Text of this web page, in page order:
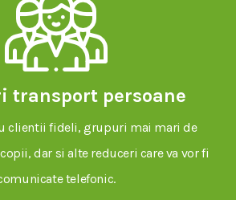
transport persoane
clientii fideli, grupuri mai mari de
dar si alte reduceri care va vor fi
telefonic.